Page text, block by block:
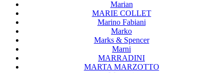
Marian
MARIE COLLET
Marino Fabiani
Marko
Marks & Spencer
Marni
MARRADINI
MARTA MARZOTTO